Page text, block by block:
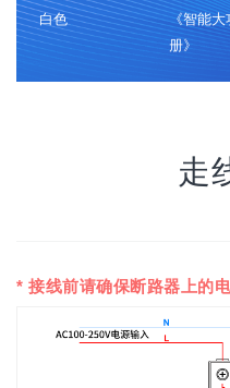
37
               -d "
38
# 输出响应
白色
《智能大
册》
走
* 接线前请确保断路器上的